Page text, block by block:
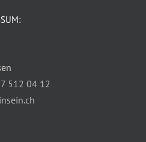
512 04 12